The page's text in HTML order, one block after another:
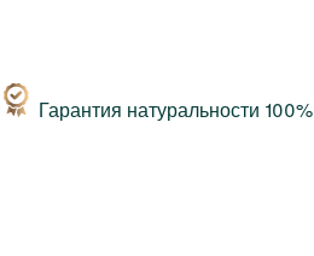
Гарантия натуральности 100%